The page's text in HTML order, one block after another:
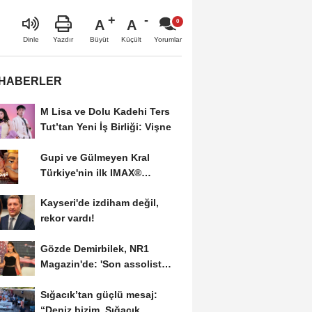
Dinle Yazdır
A
Büyüt
A
Küçült Yorumlar
M Lisa ve Dolu Kadehi Ters
Tut’tan Yeni İş Birliği: Vişne
Gupi ve Gülmeyen Kral
Türkiye'nin ilk IMAX®
Kayseri'de izdiham değil,
rekor vardı!
Gözde Demirbilek, NR1
Magazin'de: 'Son assolist
Sığacık’tan güçlü mesaj: